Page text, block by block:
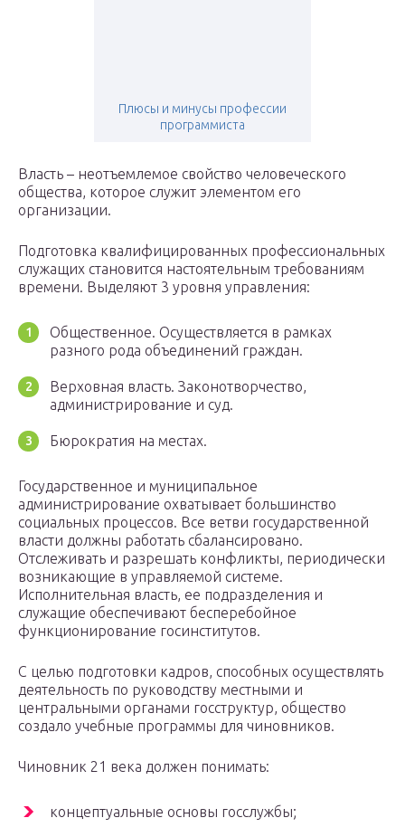
Плюсы и минусы профессии
программиста
Власть – неотъемлемое свойство человеческого
общества, которое служит элементом его
организации.
Подготовка квалифицированных профессиональных
служащих становится настоятельным требованиям
времени. Выделяют 3 уровня управления:
Общественное. Осуществляется в рамках
разного рода объединений граждан.
Верховная власть. Законотворчество,
администрирование и суд.
Бюрократия на местах.
Государственное и муниципальное
администрирование охватывает большинство
социальных процессов. Все ветви государственной
власти должны работать сбалансировано.
Отслеживать и разрешать конфликты, периодически
возникающие в управляемой системе.
Исполнительная власть, ее подразделения и
служащие обеспечивают бесперебойное
функционирование госинститутов.
С целью подготовки кадров, способных осуществлять
деятельность по руководству местными и
центральными органами госструктур, общество
создало учебные программы для чиновников.
Чиновник 21 века должен понимать:
концептуальные основы госслужбы;